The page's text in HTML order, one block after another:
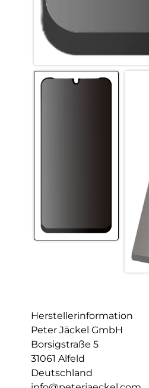
Herstellerinformation
Peter Jäckel GmbH
Borsigstraße 5
31061 Alfeld
Deutschland